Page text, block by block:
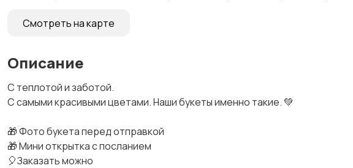
Смотреть на карте
Описание
С теплотой и заботой.
С самыми красивыми цветами. Наши букеты именно такие. 💚
🎁 Фото букета перед отправкой
🎁 Мини открытка с посланием
🎈Заказать можно